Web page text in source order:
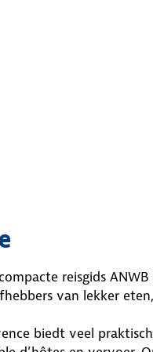
reisgids
van lekker
biedt veel